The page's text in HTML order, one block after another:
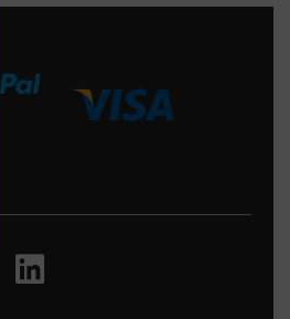
Linkedin